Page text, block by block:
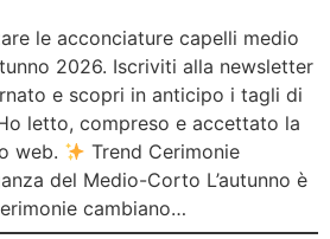
le acconciature capelli medio
2026. Iscriviti alla newsletter
e scopri in anticipo i tagli di
letto, compreso e accettato la
web.
Trend Cerimonie
del Medio-Corto L’autunno è
cambiano…